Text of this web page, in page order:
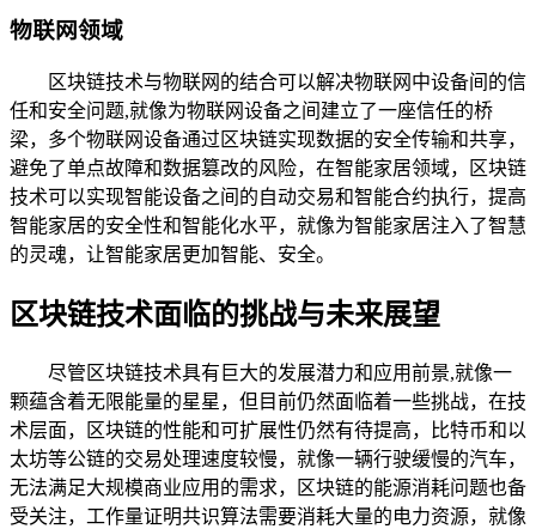
物联网领域
区块链技术与物联网的结合可以解决物联网中设备间的信
任和安全问题,就像为物联网设备之间建立了一座信任的桥
梁，多个物联网设备通过区块链实现数据的安全传输和共享，
避免了单点故障和数据篡改的风险，在智能家居领域，区块链
技术可以实现智能设备之间的自动交易和智能合约执行，提高
智能家居的安全性和智能化水平，就像为智能家居注入了智慧
的灵魂，让智能家居更加智能、安全。
区块链技术面临的挑战与未来展望
尽管区块链技术具有巨大的发展潜力和应用前景,就像一
颗蕴含着无限能量的星星，但目前仍然面临着一些挑战，在技
术层面，区块链的性能和可扩展性仍然有待提高，比特币和以
太坊等公链的交易处理速度较慢，就像一辆行驶缓慢的汽车，
无法满足大规模商业应用的需求，区块链的能源消耗问题也备
受关注，工作量证明共识算法需要消耗大量的电力资源，就像